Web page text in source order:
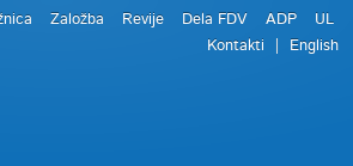
Založba Revije Dela FDV ADP
UL
Kontakti
English